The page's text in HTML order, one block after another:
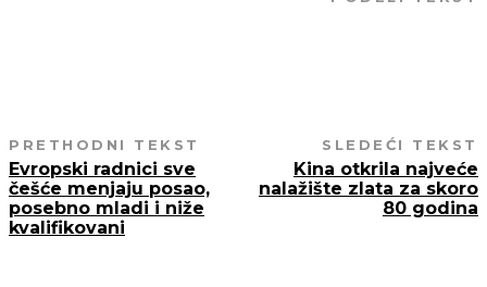
PRETHODNI TEKST
Evropski radnici sve
češće menjaju posao,
posebno mladi i niže
kvalifikovani
SLEDEĆI TEKST
Kina otkrila najveće
nalažište zlata za skoro
80 godina